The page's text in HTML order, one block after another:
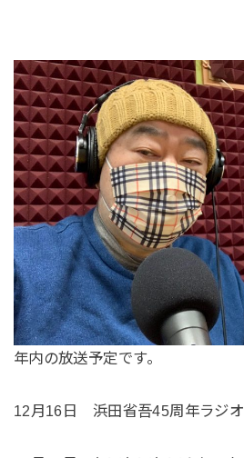
年内の放送予定です。
12月16日 浜田省吾45周年ラジオ